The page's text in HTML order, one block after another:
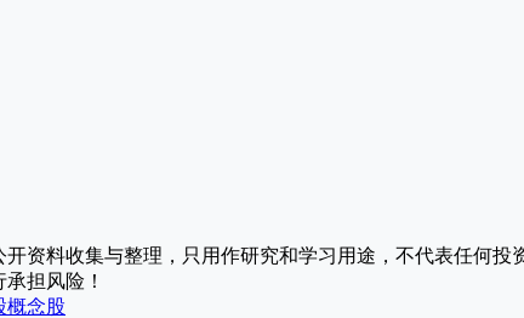
资料收集与整理，只用作研究和学习用途，不代表任何投
担风险！
概念股